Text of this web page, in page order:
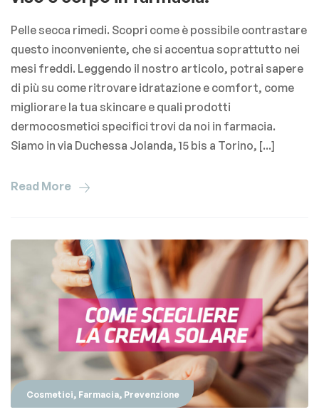
Pelle secca rimedi. Scopri come è possibile contrastare
questo inconveniente, che si accentua soprattutto nei
mesi freddi. Leggendo il nostro articolo, potrai sapere
di più su come ritrovare idratazione e comfort, come
migliorare la tua skincare e quali prodotti
dermocosmetici specifici trovi da noi in farmacia.
Siamo in via Duchessa Jolanda, 15 bis a Torino, [...]
Read More
Cosmetici, Farmacia, Prevenzione